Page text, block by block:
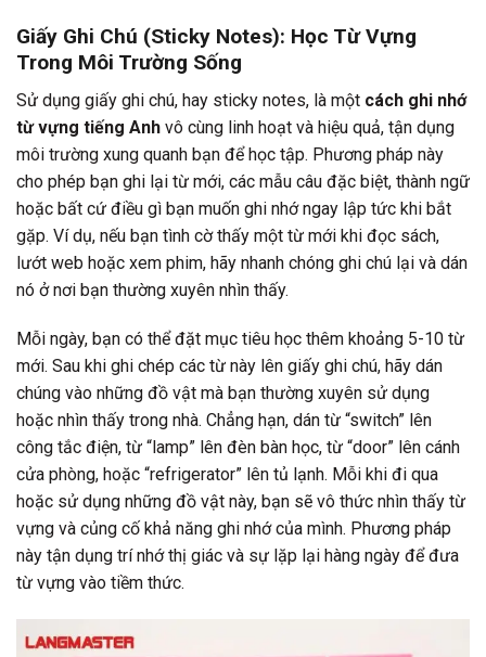
Giấy Ghi Chú (Sticky Notes): Học Từ Vựng
Trong Môi Trường Sống
Sử dụng giấy ghi chú, hay sticky notes, là một cách ghi nhớ
từ vựng tiếng Anh vô cùng linh hoạt và hiệu quả, tận dụng
môi trường xung quanh bạn để học tập. Phương pháp này
cho phép bạn ghi lại từ mới, các mẫu câu đặc biệt, thành ngữ
hoặc bất cứ điều gì bạn muốn ghi nhớ ngay lập tức khi bắt
gặp. Ví dụ, nếu bạn tình cờ thấy một từ mới khi đọc sách,
lướt web hoặc xem phim, hãy nhanh chóng ghi chú lại và dán
nó ở nơi bạn thường xuyên nhìn thấy.
Mỗi ngày, bạn có thể đặt mục tiêu học thêm khoảng 5-10 từ
mới. Sau khi ghi chép các từ này lên giấy ghi chú, hãy dán
chúng vào những đồ vật mà bạn thường xuyên sử dụng
hoặc nhìn thấy trong nhà. Chẳng hạn, dán từ “switch” lên
công tắc điện, từ “lamp” lên đèn bàn học, từ “door” lên cánh
cửa phòng, hoặc “refrigerator” lên tủ lạnh. Mỗi khi đi qua
hoặc sử dụng những đồ vật này, bạn sẽ vô thức nhìn thấy từ
vựng và củng cố khả năng ghi nhớ của mình. Phương pháp
này tận dụng trí nhớ thị giác và sự lặp lại hàng ngày để đưa
từ vựng vào tiềm thức.